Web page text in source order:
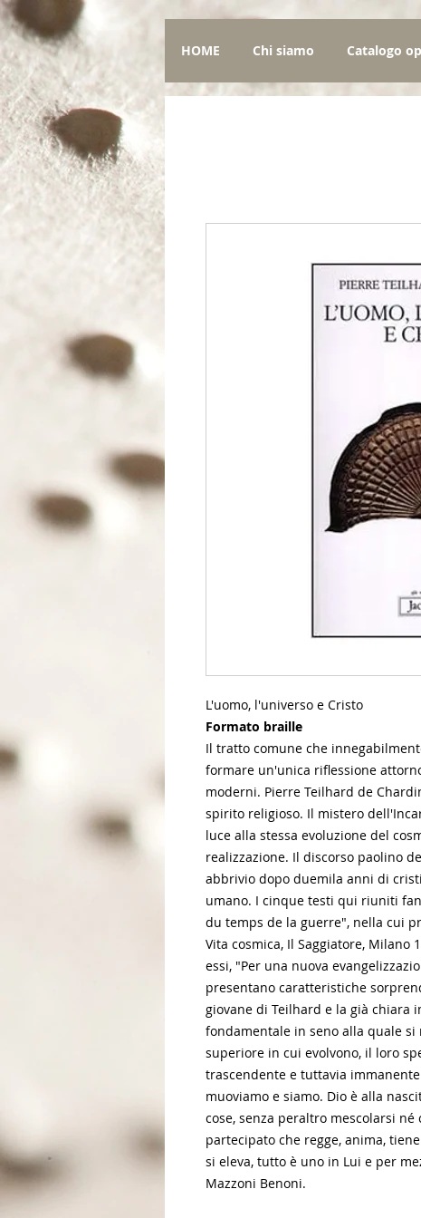
HOME Chi siamo Catalogo
L'uomo, l'universo e Cristo
Formato braille
Il tratto comune che
formare un'unica riflessione
moderni. Pierre Teilhard de
spirito religioso. Il mistero
luce alla stessa evoluzione del
realizzazione. Il discorso paolino
abbrivio dopo duemila anni di
umano. I cinque testi qui riuniti
du temps de la guerre", nella cui
Vita cosmica, Il Saggiatore, Milano
essi, "Per una nuova
presentano caratteristiche
giovane di Teilhard e la già chiara
fondamentale in seno alla quale
superiore in cui evolvono, il loro
trascendente e tuttavia
muoviamo e siamo. Dio è alla
cose, senza peraltro mescolarsi
partecipato che regge, anima,
si eleva, tutto è uno in Lui e per
Mazzoni Benoni.